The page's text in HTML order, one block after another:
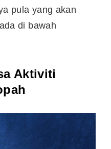
pula yang akan
di bawah
Aktiviti